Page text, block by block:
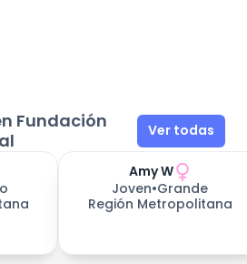
Fundación
Ver todas
Amy W
Joven•Grande
Región Metropolitana